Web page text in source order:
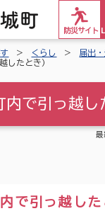
防災サイト
くらし 届出
したとき）
で引っ越し
最
で引っ越した